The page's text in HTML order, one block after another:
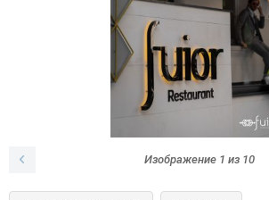
Изображение 1 из 10